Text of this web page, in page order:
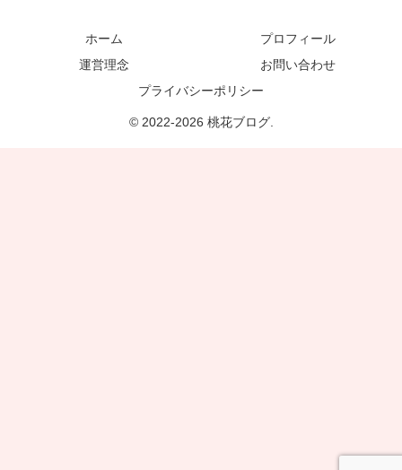
ホーム
プロフィール
運営理念
お問い合わせ
プライバシーポリシー
© 2022-2026 桃花ブログ.